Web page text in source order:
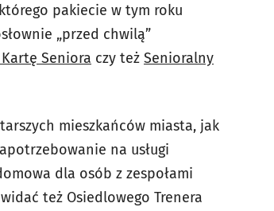
pakiecie w tym roku
„przed chwilą”
Seniora czy też Senioralny
mieszkańców miasta, jak
na usługi
dla osób z zespołami
też Osiedlowego Trenera